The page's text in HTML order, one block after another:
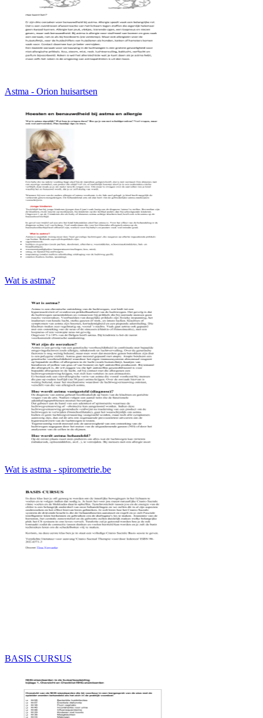
Astma - Orion huisartsen
Wat is astma?
Wat is astma - spirometrie.be
BASIS CURSUS